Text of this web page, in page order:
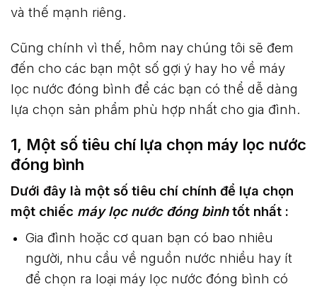
và thế mạnh riêng.
Cũng chính vì thế, hôm nay chúng tôi sẽ đem
đến cho các bạn một số gợi ý hay ho về máy
lọc nước đóng bình để các bạn có thể dễ dàng
lựa chọn sản phẩm phù hợp nhất cho gia đình.
1, Một số tiêu chí lựa chọn máy lọc nước
đóng bình
Dưới đây là một số tiêu chí chính để lựa chọn
một chiếc máy lọc nước đóng bìnhtốt nhất :
Gia đình hoặc cơ quan bạn có bao nhiêu
người, nhu cầu về nguồn nước nhiều hay ít
để chọn ra loại máy lọc nước đóng bình có